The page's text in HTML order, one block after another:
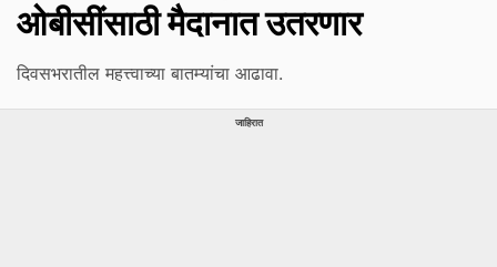
ओबीसींसाठी मैदानात उतरणार
दिवसभरातील महत्त्वाच्या बातम्यांचा आढावा.
जाहिरात